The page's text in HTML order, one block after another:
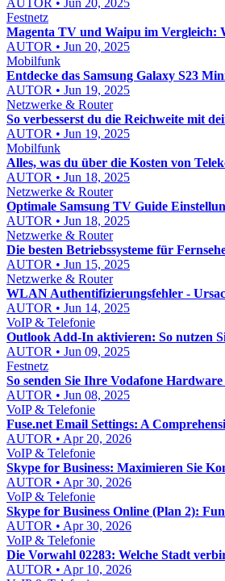
AUTOR • Jun 20, 2025
Festnetz
Magenta TV und Waipu im Vergleich:
AUTOR • Jun 20, 2025
Mobilfunk
Entdecke das Samsung Galaxy S23
AUTOR • Jun 19, 2025
Netzwerke & Router
So verbesserst du die Reichweite mit
AUTOR • Jun 19, 2025
Mobilfunk
Alles, was du über die Kosten von
AUTOR • Jun 18, 2025
Netzwerke & Router
Optimale Samsung TV Guide
AUTOR • Jun 18, 2025
Netzwerke & Router
Die besten Betriebssysteme für
AUTOR • Jun 15, 2025
Netzwerke & Router
WLAN Authentifizierungsfehler -
AUTOR • Jun 14, 2025
VoIP & Telefonie
Outlook Add-In aktivieren: So nutzen
AUTOR • Jun 09, 2025
Festnetz
So senden Sie Ihre Vodafone
AUTOR • Jun 08, 2025
VoIP & Telefonie
Fuse.net Email Settings: A
AUTOR • Apr 20, 2026
VoIP & Telefonie
Skype for Business: Maximieren Sie
AUTOR • Apr 30, 2026
VoIP & Telefonie
Skype for Business Online (Plan 2):
AUTOR • Apr 30, 2026
VoIP & Telefonie
Die Vorwahl 02283: Welche Stadt
AUTOR • Apr 10, 2026